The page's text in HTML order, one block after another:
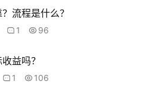
流程是什么？
1 96
益吗？
1 106